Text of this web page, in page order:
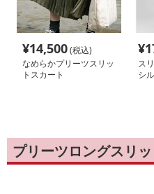
¥14,500(税込)
なめらかプリーツスリッ
トスカート
¥
ス
シ
プリーツロングスリ